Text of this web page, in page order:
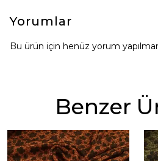
Yorumlar
Bu ürün için henüz yorum
Benzer